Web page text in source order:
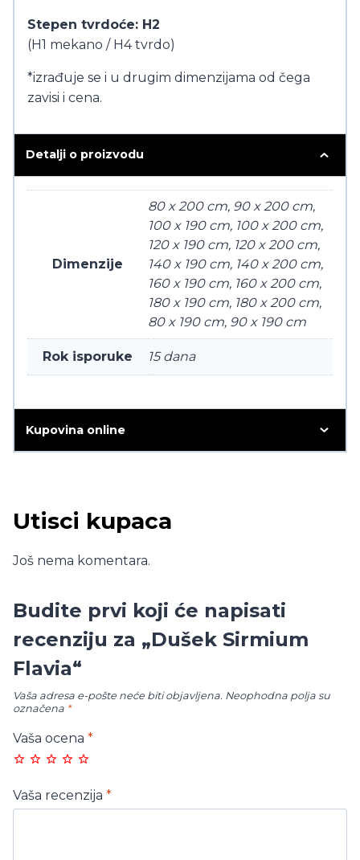
Stepen tvrdoće: H2
(H1 mekano / H4 tvrdo)
*izrađuje se i u drugim dimenzijama od čega
zavisi i cena.
Detalji o proizvodu
Dimenzije
80 x 200 cm, 90 x 200 cm,
100 x 190 cm, 100 x 200 cm,
120 x 190 cm, 120 x 200 cm,
140 x 190 cm, 140 x 200 cm,
160 x 190 cm, 160 x 200 cm,
180 x 190 cm, 180 x 200 cm,
80 x 190 cm, 90 x 190 cm
Rok isporuke 15 dana
Kupovina online
Utisci kupaca
Još nema komentara.
Budite prvi koji će napisati
recenziju za „Dušek Sirmium
Flavia“
Vaša adresa e-pošte neće biti objavljena. Neophodna polja su
označena *
Vaša ocena *
Vaša recenzija *